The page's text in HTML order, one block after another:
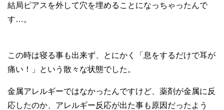
結局ピアスを外して穴を埋めることになっちゃったんで
す…。
この時は寝る事も出来ず、とにかく「息をするだけで耳が
痛い！」という散々な状態でした。
金属アレルギーではなかったんですけど、薬剤が金属に反
応したのか、アレルギー反応が出た事も原因だったよう